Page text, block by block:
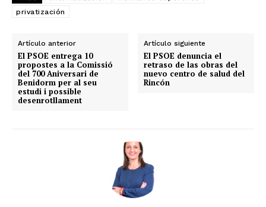
privatización
Artículo anterior
El PSOE entrega 10
propostes a la Comissió
del 700 Aniversari de
Benidorm per al seu
estudi i possible
desenrotllament
Artículo siguiente
El PSOE denuncia el
retraso de las obras del
nuevo centro de salud del
Rincón